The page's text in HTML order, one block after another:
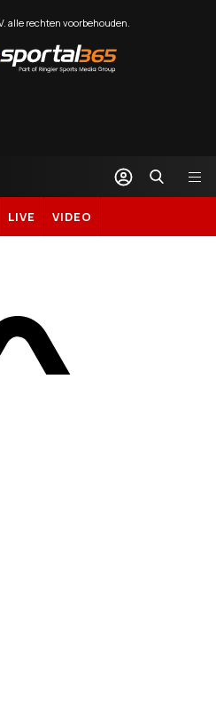
alle rechten voorbehouden.
by
Sportal365
LIVE VIDEO